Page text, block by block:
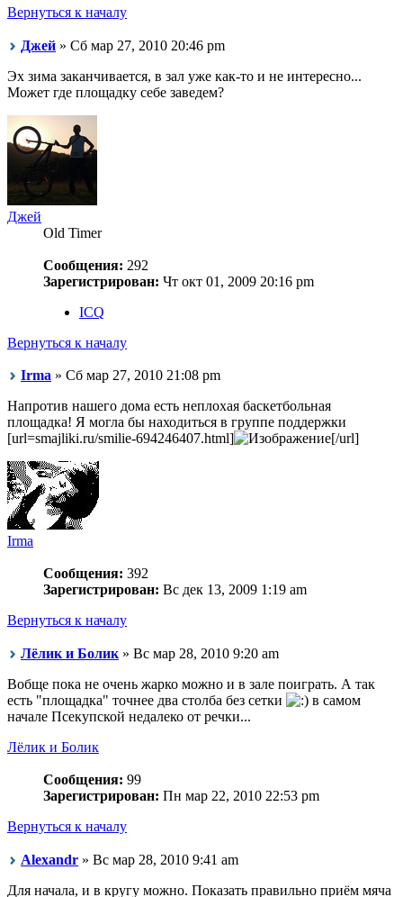
Вернуться к началу
Джей » Сб мар 27, 2010 20:46 pm
Эх зима заканчивается, в зал уже как-то и не интересно...
Может где площадку себе заведем?
Джей
Old Timer
Сообщения: 292
Зарегистрирован: Чт окт 01, 2009 20:16 pm
ICQ
Вернуться к началу
Irma » Сб мар 27, 2010 21:08 pm
Напротив нашего дома есть неплохая баскетбольная
площадка! Я могла бы находиться в группе поддержки
[url=smajliki.ru/smilie-694246407.html]
[/url]
Irma
Сообщения: 392
Зарегистрирован: Вс дек 13, 2009 1:19 am
Вернуться к началу
Лёлик и Болик » Вс мар 28, 2010 9:20 am
Вобще пока не очень жарко можно и в зале поиграть. А так
есть "площадка" точнее два столба без сетки
в самом
начале Псекупской недалеко от речки...
Лёлик и Болик
Сообщения: 99
Зарегистрирован: Пн мар 22, 2010 22:53 pm
Вернуться к началу
Alexandr » Вс мар 28, 2010 9:41 am
Для начала, и в кругу можно. Показать правильно приём мяча